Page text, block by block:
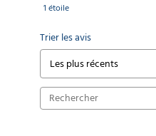
1 étoile
Trier les avis